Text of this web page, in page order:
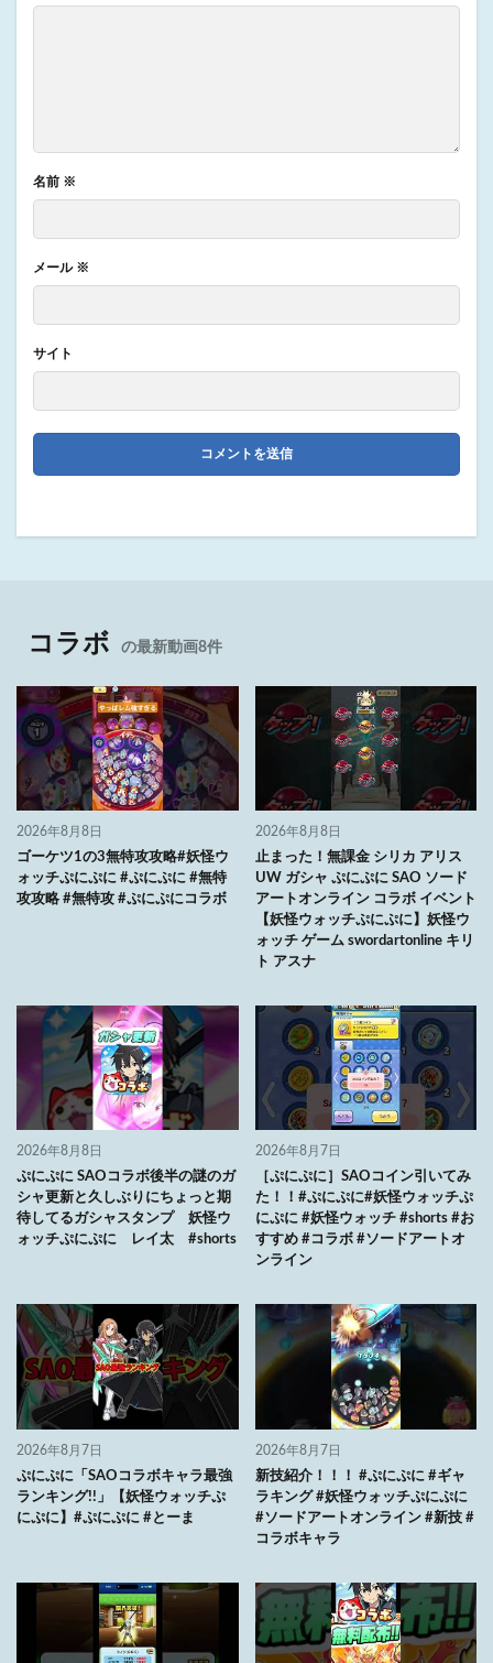
名前 ※
メール ※
サイト
コラボ の最新動画8件
2026年8月8日
ゴーケツ1の3無特攻攻略#妖怪ウ
ォッチぷにぷに #ぷにぷに #無特
攻攻略 #無特攻 #ぷにぷにコラボ
2026年8月8日
止まった！無課金 シリカ アリス
UW ガシャ ぷにぷに SAO ソード
アートオンライン コラボ イベント
【妖怪ウォッチぷにぷに】妖怪ウ
ォッチ ゲーム swordartonline キリ
ト アスナ
2026年8月8日
ぷにぷに SAOコラボ後半の謎のガ
シャ更新と久しぶりにちょっと期
待してるガシャスタンプ 妖怪ウ
ォッチぷにぷに レイ太 #shorts
2026年8月7日
［ぷにぷに］SAOコイン引いてみ
た！！#ぷにぷに#妖怪ウォッチぷ
にぷに #妖怪ウォッチ #shorts #お
すすめ #コラボ #ソードアートオ
ンライン
2026年8月7日
ぷにぷに「SAOコラボキャラ最強
ランキング!!」【妖怪ウォッチぷ
にぷに】#ぷにぷに #とーま
2026年8月7日
新技紹介！！！ #ぷにぷに #ギャ
ラキング #妖怪ウォッチぷにぷに
#ソードアートオンライン #新技 #
コラボキャラ